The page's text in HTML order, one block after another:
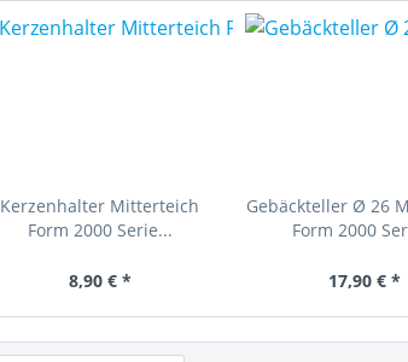
Kerzenhalter Mitterteich
Form 2000 Serie...
8,90 € *
Gebäckteller Ø 26
Form 2000
17,90 € *